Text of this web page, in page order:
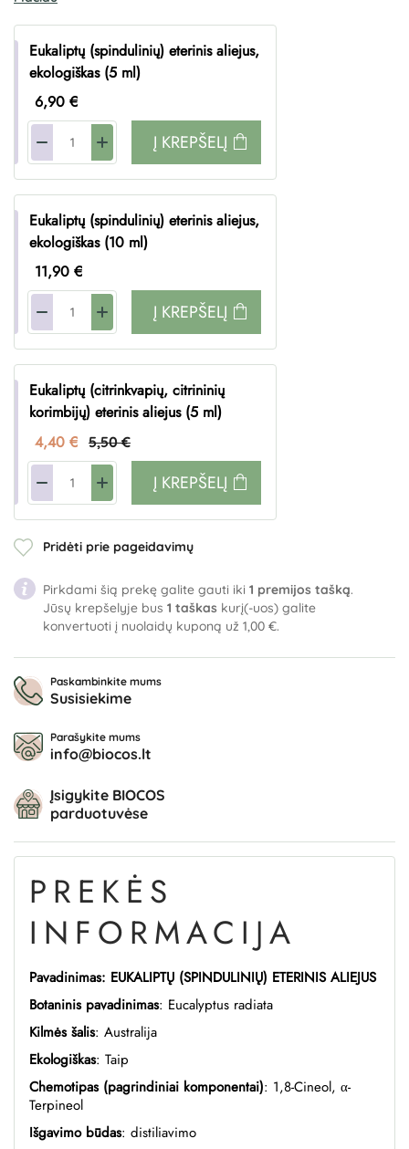
Eukaliptų (spindulinių) eterinis aliejus,
ekologiškas (5 ml)
6,90 €
Į KREPŠELĮ
Eukaliptų (spindulinių) eterinis aliejus,
ekologiškas (10 ml)
11,90 €
Į KREPŠELĮ
Eukaliptų (citrinkvapių, citrininių
korimbijų) eterinis aliejus (5 ml)
4,40 € 5,50 €
Į KREPŠELĮ
Pridėti prie pageidavimų
Pirkdami šią prekę galite gauti iki 1 premijos tašką.
Jūsų krepšelyje bus 1 taškas kurį(-uos) galite
konvertuoti į nuolaidų kuponą už 1,00 €.
Paskambinkite mums
Susisiekime
Parašykite mums
info@biocos.lt
Įsigykite BIOCOS
parduotuvėse
PREKĖS
INFORMACIJA
Pavadinimas: EUKALIPTŲ (SPINDULINIŲ) ETERINIS ALIEJUS
Botaninis pavadinimas: Eucalyptus radiata
Kilmės šalis: Australija
Ekologiškas: Taip
Chemotipas (pagrindiniai komponentai): 1,8-Cineol, α-
Terpineol
Išgavimo būdas: distiliavimo